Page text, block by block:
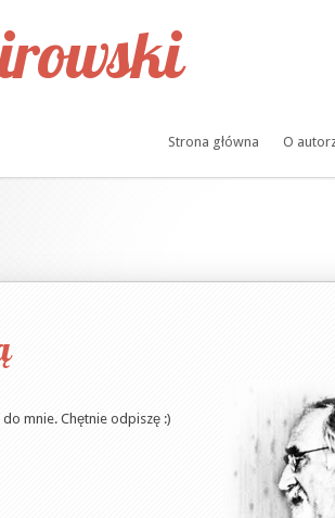
Strona główna O
mnie. Chętnie odpiszę :)